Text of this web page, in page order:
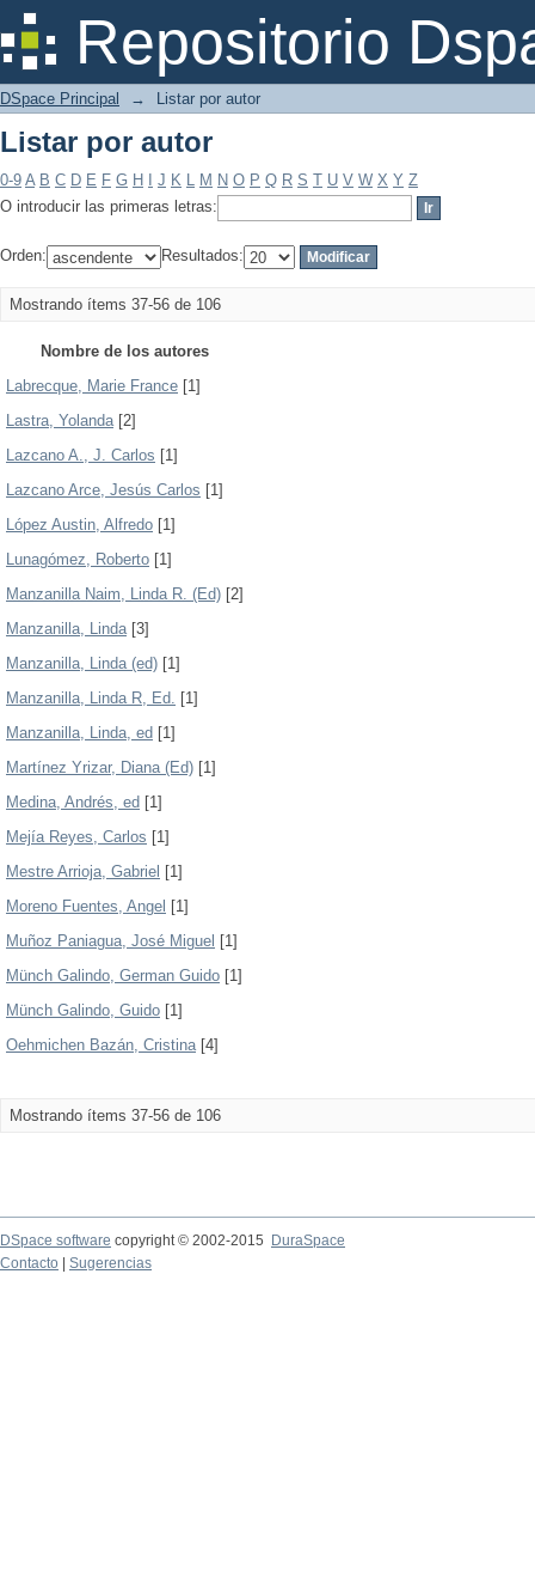
Repositorio
Listar por autor
DSpace Principal → Listar por autor
Listar por autor
0-9 A B C D E F G H J K L M N O P Q R S T U V W X Y Z
O introducir las primeras letras:
Orden: Resultados:
Mostrando ítems 37-56 de 106
Nombre de los autores
Labrecque, Marie France [1]
Lastra, Yolanda[2]
Lazcano A., J. Carlos [1]
Lazcano Arce, Jesús Carlos [1]
López Austin, Alfredo [1]
Lunagómez, Roberto [1]
Manzanilla Naim, Linda R. (Ed) [2]
Manzanilla, Linda[3]
Manzanilla, Linda (ed) [1]
Manzanilla, Linda R, Ed. [1]
Manzanilla, Linda, ed [1]
Martínez Yrizar, Diana (Ed) [1]
Medina, Andrés, ed [1]
Mejía Reyes, Carlos [1]
Mestre Arrioja, Gabriel [1]
Moreno Fuentes, Angel [1]
Muñoz Paniagua, José Miguel [1]
Münch Galindo, German Guido [1]
Münch Galindo, Guido [1]
Oehmichen Bazán, Cristina[4]
Mostrando ítems 37-56 de 106
DSpace software copyright © 2002-2015
DuraSpace
Contacto
Sugerencias